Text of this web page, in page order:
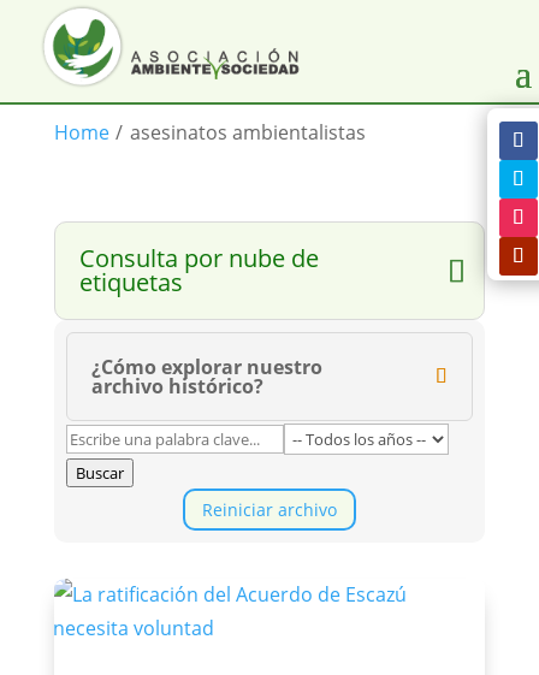
Home / asesinatos ambientalistas
Consulta por nube de
etiquetas
¿Cómo explorar nuestro
archivo histórico?
Buscar
Reiniciar archivo